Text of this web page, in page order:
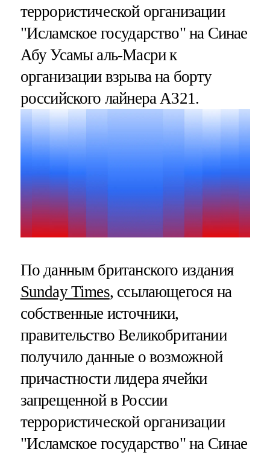
террористической организации
"Исламское государство" на Синае
Абу Усамы аль-Масри к
организации взрыва на борту
российского лайнера А321.
По данным британского издания
Sunday Times, ссылающегося на
собственные источники,
правительство Великобритании
получило данные о возможной
причастности лидера ячейки
запрещенной в России
террористической организации
"Исламское государство" на Синае